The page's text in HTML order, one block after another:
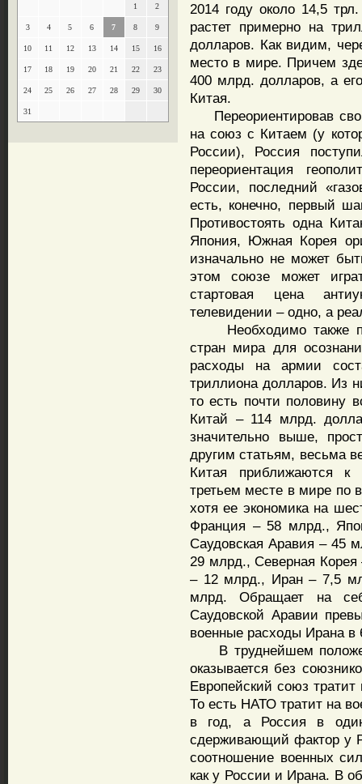
1 2
3 4 5 6 7 8 9
10 11 12 13 14 15 16
17 18 19 20 21 22 23
24 25 26 27 28 29 30
31
2014 году около 14,5
растет примерно на
долларов. Как видим,
место в мире. Причем
400 млрд. долларов, а
Китая.
Переориентировав
на союз с Китаем (у
России), Россия
переориентация
России, последний
есть, конечно, первый
Противостоять одна
Япония, Южная Корея
изначально не может
этом союзе может
стартовая цена
телевидении – одно, а
Необходимо также
стран мира для
расходы на армии
триллиона долларов. Из
то есть почти половину
Китай – 114 млрд.
значительно выше,
другим статьям, весьма
Китая приближаются к
третьем месте в мире по
хотя ее экономика на
Франция – 58 млрд.,
Саудовская Аравия – 45
29 млрд., Северная
– 12 млрд., Иран – 7,5
млрд. Обращает на
Саудовской Аравии
военные расходы Ирана в
В труднейшем
оказывается без
Европейский союз
То есть НАТО тратит на
в год, а Россия в
сдерживающий фактор у
соотношение военных
как у России и Ирана. В